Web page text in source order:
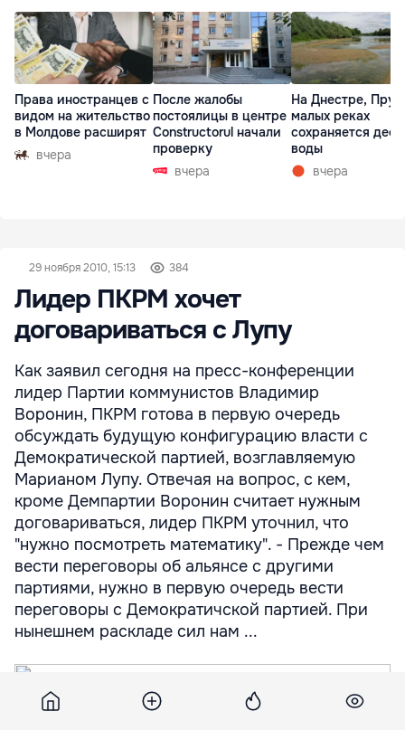
Права иностранцев с
видом на жительство
в Молдове расширят
вчера
После жалобы
постоялицы в центре
Constructorul начали
проверку
вчера
На Днестре,
малых реках
сохраняется
воды
вчера
29 ноября 2010, 15:13 384
Лидер ПКРМ хочет
договариваться с Лупу
Как заявил сегодня на пресс-конференции
лидер Партии коммунистов Владимир
Воронин, ПКРМ готова в первую очередь
обсуждать будущую конфигурацию власти с
Демократической партией, возглавляемую
Марианом Лупу. Отвечая на вопрос, с кем,
кроме Демпартии Воронин считает нужным
договариваться, лидер ПКРМ уточнил, что
"нужно посмотреть математику". - Прежде чем
вести переговоры об альянсе с другими
партиями, нужно в первую очередь вести
переговоры с Демократичской партией. При
нынешнем раскладе сил нам ...